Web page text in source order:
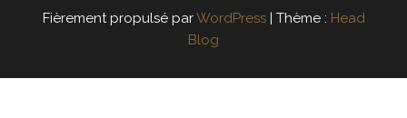
Fièrement propulsé parWordPress | Thème : Head
Blog